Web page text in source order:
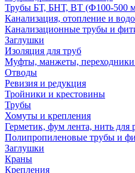
Трубы БТ, БНТ, ВТ (Ф100-500
Канализация, отопление и
Канализационные трубы и
Заглушки
Изоляция для труб
Муфты, манжеты, переходники
Отводы
Ревизия и редукция
Тройники и крестовины
Трубы
Хомуты и крепления
Герметик, фум лента, нить для
Полипропиленовые трубы и
Заглушки
Краны
Крепления